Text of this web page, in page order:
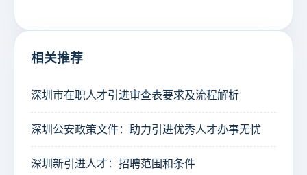
相关推荐
深圳市在职人才引进审查表要求及流程解析
深圳公安政策文件：助力引进优秀人才办事无忧
深圳新引进人才：招聘范围和条件